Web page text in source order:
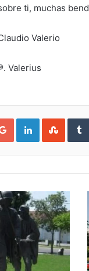
ti, muchas
Valerio
Valerius
Google+LinkedIn